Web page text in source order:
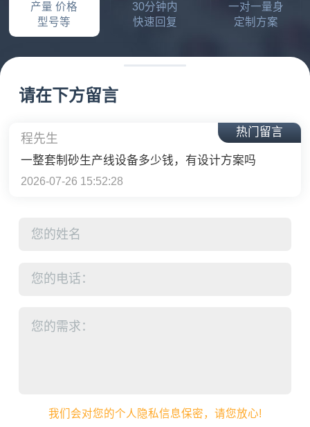
产量 价格
型号等
30分钟内
快速回复
一对一量身
定制方案
请在下方留言
热门留言
准备开设开采厂，咨询投资和设备问题
2026-07-24 17:15:16
一整套制砂生产线设备多少钱，有设计方案吗
2026-07-26 15:52:28
吴先生
2026-07-30 14:23:43
破碎沙石、日处理2千吨的破碎线一条，多少钱
我们会对您的个人隐私信息保密，请您放心!